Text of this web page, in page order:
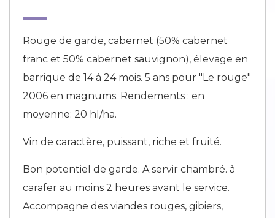
Rouge de garde, cabernet (50% cabernet
franc et 50% cabernet sauvignon), élevage en
barrique de 14 à 24 mois. 5 ans pour "Le rouge"
2006 en magnums. Rendements : en
moyenne: 20 hl/ha.
Vin de caractère, puissant, riche et fruité.
Bon potentiel de garde. A servir chambré. à
carafer au moins 2 heures avant le service.
Accompagne des viandes rouges, gibiers,